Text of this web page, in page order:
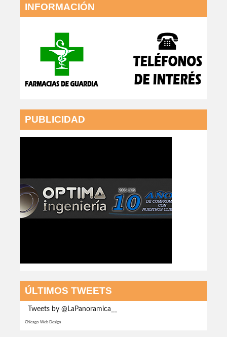
INFORMACIÓN
PUBLICIDAD
ÚLTIMOS TWEETS
Tweets by @LaPanoramica__
Chicago Web Design